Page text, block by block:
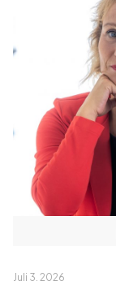
Juli 3, 2026